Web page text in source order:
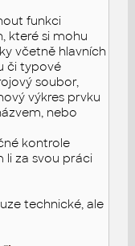
funkci
které si mohu
včetně hlavních
či typové
soubor,
výkres prvku
nebo
kontrole
li za svou práci
technické, ale